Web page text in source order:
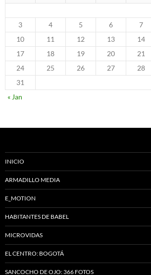
3
4 5 6 7
10
11 12 13 14
17
18 19 20 21
24
25 26 27 28
31
« Jan
INICIO
ARMADILLO MEDIA
E_MOTION
HABITANTES DE BABEL
MICROVIDAS
EL CENTRO: BOGOTÁ
SANCOCHO DE OJO: 366 FOTOS